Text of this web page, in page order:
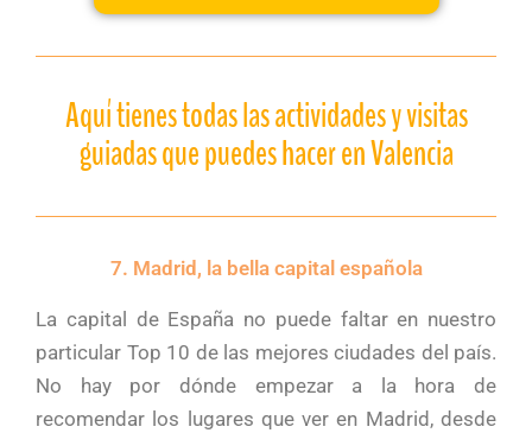
Aquí tienes todas las actividades y visitas
guiadas que puedes hacer en Valencia
7. Madrid, la bella capital española
La capital de España no puede faltar en nuestro
particular Top 10 de las mejores ciudades del país.
No hay por dónde empezar a la hora de
recomendar los lugares que ver en Madrid, desde